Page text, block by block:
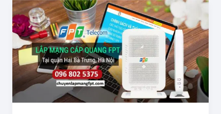
Lắp
Mạng
FPT
Hai
Bà
Trưng